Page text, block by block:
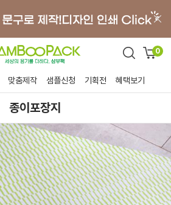
0
맞춤제작 샘플신청 기획전 혜택보기
종이포장지